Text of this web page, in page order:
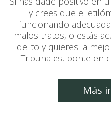
y crees que el
funcionando
malos tratos, o estás
delito y quieres la
Tribunales, ponte en
Más